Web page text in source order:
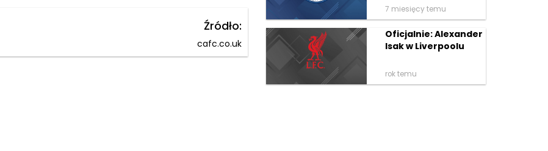
Źródło:
cafc.co.uk
7 miesięcy temu
Oficjalnie: Alexander
Isak w Liverpoolu
rok temu